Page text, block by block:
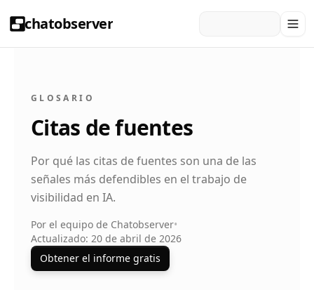
chatobserver
GLOSARIO
Citas de fuentes
Por qué las citas de fuentes son una de las
señales más defendibles en el trabajo de
visibilidad en IA.
Por el equipo de Chatobserver•
Actualizado: 20 de abril de 2026
Obtener el informe gratis